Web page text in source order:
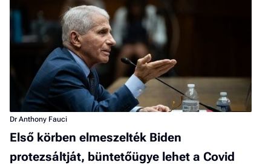
Dr Anthony Fauci
Első körben elmeszelték Biden
protezsáltját, büntetőügye lehet a Covid